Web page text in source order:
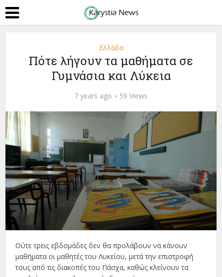
Ελλάδα
Πότε λήγουν τα μαθήματα σε
Γυμνάσια και Λύκεια
7 years ago 59 Views
Ούτε τρεις εβδομάδες δεν θα προλάβουν να κάνουν
μαθήματα οι μαθητές του Λυκείου, μετά την επιστροφή
τους από τις διακοπές του Πάσχα, καθώς κλείνουν τα